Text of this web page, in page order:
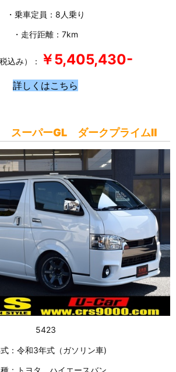
・乗車定員：8人乗り
・走行距離：7km
込み）： ￥5,405,430-
詳しくはこちら
スーパーGL ダークプライムⅡ
5423
式：令和3年式（ガソリン車)